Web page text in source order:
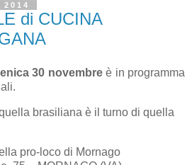
di CUCINA
30 novembreè in programma
brasiliana è il turno di quella
pro-loco di Mornago